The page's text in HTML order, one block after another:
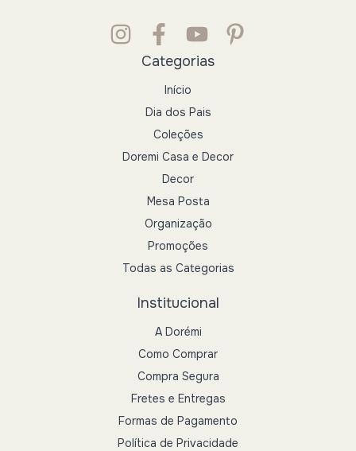
Categorias
Início
Dia dos Pais
Coleções
Doremi Casa e Decor
Decor
Mesa Posta
Organização
Promoções
Todas as Categorias
Institucional
A Dorémi
Como Comprar
Compra Segura
Fretes e Entregas
Formas de Pagamento
Política de Privacidade